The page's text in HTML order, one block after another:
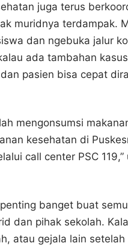
Bagikan ke
juga terus
muridnya terdampak.
dan ngebuka jalur
ada tambahan
pasien bisa cepat
mengonsumsi
kesehatan di
call center PSC 119,”
banget buat
dan pihak sekolah.
atau gejala lain setelah
Bagikan ke